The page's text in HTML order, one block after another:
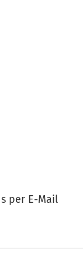
per E-Mail